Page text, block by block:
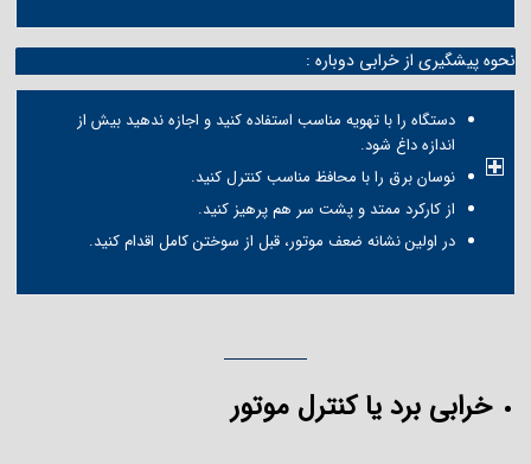
نحوه پیشگیری از خرابی دوباره :
دستگاه را با تهویه مناسب استفاده کنید و اجازه ندهید بیش از
اندازه داغ شود.
نوسان برق را با محافظ مناسب کنترل کنید.
از کارکرد ممتد و پشت سر هم پرهیز کنید.
در اولین نشانه ضعف موتور، قبل از سوختن کامل اقدام کنید.
خرابی برد یا کنترل موتور